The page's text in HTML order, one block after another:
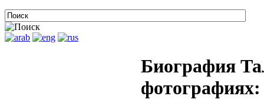
Биография
фотографиях: